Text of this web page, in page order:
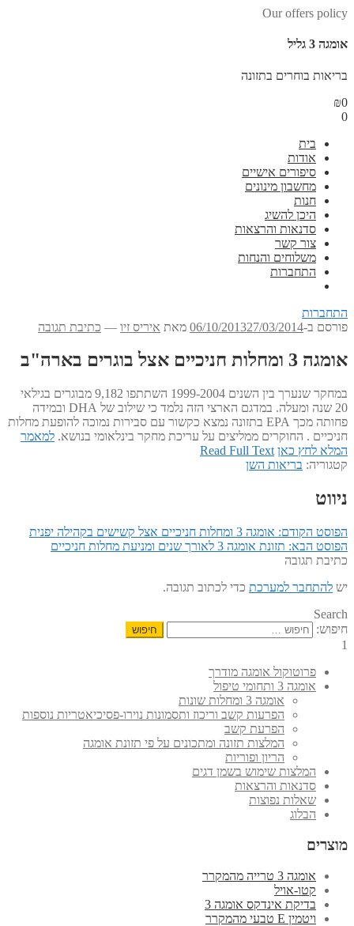
Our offers policy
אומגה 3 גליל
בריאות בוחרים בתזונה
₪0
0
בית
אודות
סיפורים אישיים
מחשבון מינונים
חנות
היכן להשיג
סדנאות והרצאות
צור קשר
משלוחים והנחות
התחברות
התחברות
פורסם ב-
06/10/201327/03/2014 מאת איריס זיו — כתיבת תגובה
אומגה 3 ומחלות חניכיים אצל בוגרים בארה"ב
במחקר שנערך בין השנים 1999-2004 השתתפו 9,182 מבוגרים בגילאי
20 שנה ומעלה. במדגם הארצי הזה נלמד כי שילוב של DHA ובמידה
פחותה מכך EPA בתזונה נמצא כקשור עם סבירות נמוכה להופעת מחלות
חניכיים . החוקרים ממליצים על עריכת מחקר בינלאומי בנושא. למאמר
המלא לחץ כאן Read Full Text
קטגוריה: בריאות השן
ניווט
הפוסט הקודם: אומגה 3 ומחלות חניכיים אצל קשישים בקהילה יפנית
הפוסט הבא: תזונת אומגה 3 לאורך שנים ומניעת מחלות חניכיים
כתיבת תגובה
יש להתחבר למערכת כדי לכתוב תגובה.
Search
חיפוש:
1
פרוטוקול אומגה מודרך
אומגה 3 ותחומי טיפול
אומגה 3 ומחלות שונות
הפרעות קשב וריכוז ותסמונות נוירו-פסיכיאטריות נוספות
הפרעת קשב
המלצות תזונה ומתכונים על פי תזונת אומגה
הריון ופוריות
המלצות שימוש בשמן דגים
סדנאות והרצאות
שאלות נפוצות
הבלוג
מוצרים
אומגה 3 טרייה מהמקרר
קטו-אויל
בדיקת אינדקס אומגה 3
ויטמין E טבעי מהמקרר